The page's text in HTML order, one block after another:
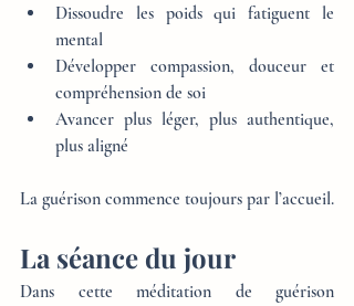
Dissoudre les poids qui fatiguent le
mental
Développer compassion, douceur et
compréhension de soi
Avancer plus léger, plus authentique,
plus aligné
La guérison commence toujours par l’accueil.
La séance du jour
Dans cette méditation de guérison